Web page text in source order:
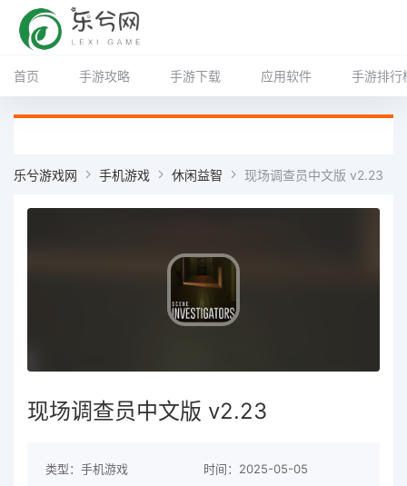
首页 手游攻略 手游下载 应用软件 手游排行
乐兮游戏网 手机游戏 休闲益智 现场调查员中文版 v2.23
现场调查员中文版 v2.23
类型：手机游戏 时间：2025-05-05